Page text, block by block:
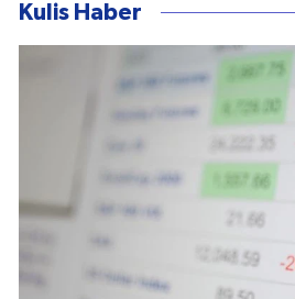
Kulis Haber